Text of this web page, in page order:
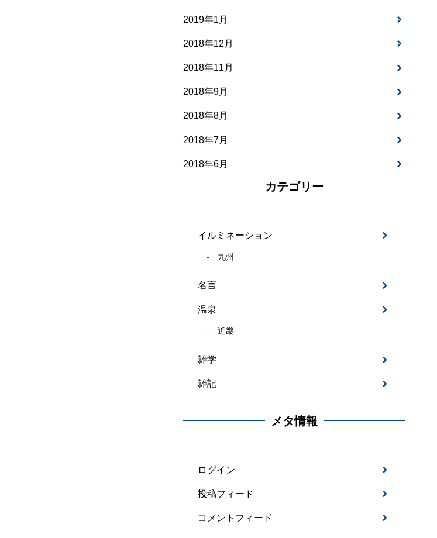
2019年1月
2018年12月
2018年11月
2018年9月
2018年8月
2018年7月
2018年6月
カテゴリー
イルミネーション
九州
名言
温泉
近畿
雑学
雑記
メタ情報
ログイン
投稿フィード
コメントフィード